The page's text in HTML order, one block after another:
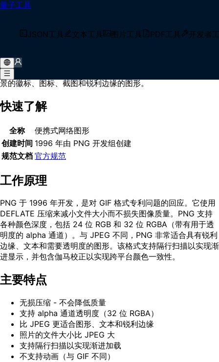
量子工具
JSON工具 文本工具 图片工具 PDF工具 开发者
首页/术语库
什么是 PNG？
光栅图形文件格式。它使用 DEFLATE 压缩算法，支持 24 位真
彩色和 32 位 RGBA（含 alpha 通道），非常适合需要透明背
景的徽标、图标、截图和锐利边缘的图形。
快速了解
全称
便携式网络图形
创建时间 1996 年由 PNG 开发组创建
规范文档 官方规范
工作原理
PNG 于 1996 年开发，是对 GIF 格式专利问题的回应。它使用
DEFLATE 压缩来减小文件大小而不损失图像质量。PNG 支持
各种颜色深度，包括 24 位 RGB 和 32 位 RGBA（带有用于透
明度的 alpha 通道）。与 JPEG 不同，PNG 非常适合具有锐利
边缘、文本和需要透明度的图形。该格式支持隔行扫描以实现渐
进显示，并包含伽马校正以实现跨平台颜色一致性。
主要特点
无损压缩 - 不会降低质量
支持 alpha 通道透明度（32 位 RGBA）
比 JPEG 更适合图形、文本和锐利边缘
照片的文件大小比 JPEG 大
支持隔行扫描以实现渐进加载
不支持动画（与 GIF 不同）